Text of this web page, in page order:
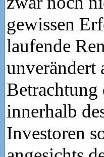
gewissen
laufende
unverändert
innerhalb
Investoren